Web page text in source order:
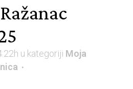
Ražanac
u kategoriji Moja